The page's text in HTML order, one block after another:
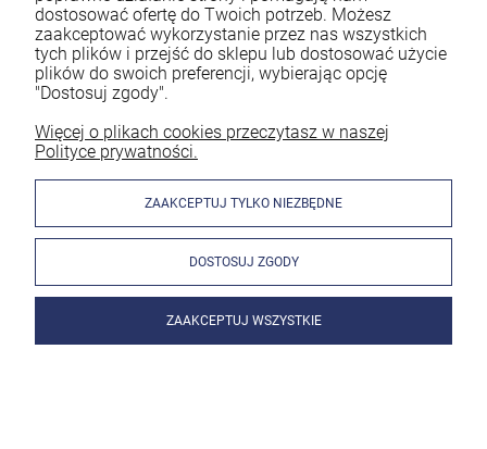
Jeśli na co dzień pracujesz jako spawacz to z pewnością
wiesz, że ogromne znaczenie ma bezpieczeństwo. Spawanie
bez odpowiedniej ochrony naraża Cię na utratę zdrowia.
Dlatego każdy doświadczony pracownik powinien
mieć profesjonalną przyłbicę spawalniczą. Nie należy jednak
decydować się na byle jaki model. By spełniał on swoją
funkcję, musi być dobrze do Ciebie dobrany. Znaczenie mają
przyłbica spawalnicza będzie najlepsza? Podpowiadamy w
czytaj całość »
dostosować ofertę do Twoich potrzeb. Możesz
zaakceptować wykorzystanie przez nas wszystkich
tych plików i przejść do sklepu lub dostosować użycie
plików do swoich preferencji, wybierając opcję
"Dostosuj zgody".
Więcej o plikach cookies przeczytasz w naszej
Polityce prywatności.
ZAAKCEPTUJ TYLKO NIEZBĘDNE
DOSTOSUJ ZGODY
ZAAKCEPTUJ WSZYSTKIE